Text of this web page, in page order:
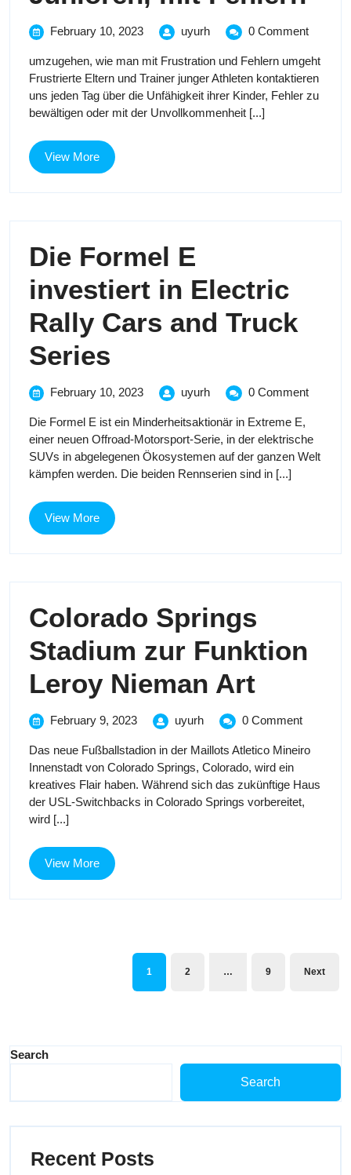
Sie
-
February 10, 2023February
2023
uyurhHelfen
Tennis
-
Junioren,
mit
0 Comment
umzugehen, wie man mit Frustration und Fehlern umgeht
Frustrierte Eltern und Trainer junger Athleten kontaktieren
uns jeden Tag über die Unfähigkeit ihrer Kinder, Fehler zu
bewältigen oder mit der Unvollkommenheit [...]
View MoreView
More
Die Formel E
investiert in Electric
Rally Cars and Truck
Series
Formel
E
investiert
in
Electric
Rally
Cars
and
Truck
Series
February 10, 2023February
2023
uyurhDie
E
investiert
in
Electric
0 Comment
Die Formel E ist ein Minderheitsaktionär in Extreme E,
einer neuen Offroad-Motorsport-Serie, in der elektrische
SUVs in abgelegenen Ökosystemen auf der ganzen Welt
kämpfen werden. Die beiden Rennserien sind in [...]
View MoreView
More
Colorado Springs
Stadium zur Funktion
Leroy Nieman Art
zur
February 9, 2023February
2023
uyurhColorado
Stadium
zur
Funktion
Leroy
0 Comment
Das neue Fußballstadion in der Maillots Atletico Mineiro
Innenstadt von Colorado Springs, Colorado, wird ein
kreatives Flair haben. Während sich das zukünftige Haus
der USL-Switchbacks in Colorado Springs vorbereitet,
wird [...]
View MoreView
More
navigation
1 2 … 9 Next
Search
Search
Recent Posts